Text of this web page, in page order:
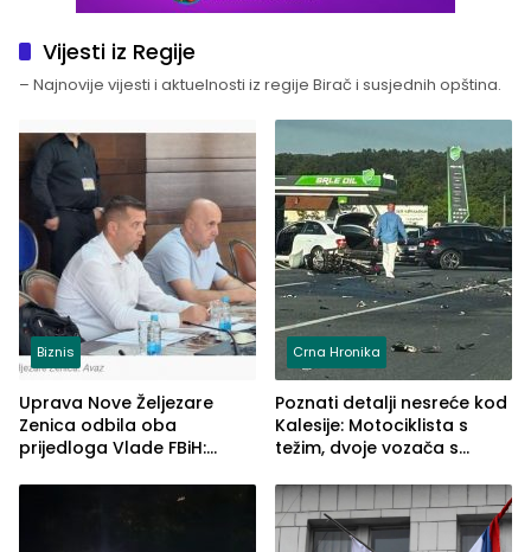
Vijesti iz Regije
– Najnovije vijesti i aktuelnosti iz regije Birač i susjednih opština.
Biznis
Uprava Nove Željezare
Zenica odbila oba
prijedloga Vlade FBiH:
rješenje
Crna Hronika
Poznati detalji nesreće kod
Kalesije: Motociklista s
težim, dvoje vozača s